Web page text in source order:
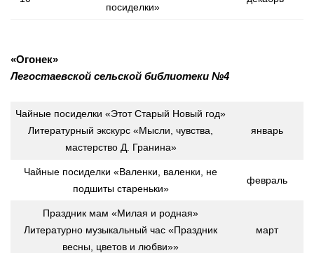
посиделки»
«Огонек»
Легостаевской сельской библиотеки №4
Чайные посиделки «Этот Старый Новый год»
Литературный экскурс «Мысли, чувства,
мастерство Д. Гранина»
январь
Чайные посиделки «Валенки, валенки, не
подшиты стареньки»
февраль
Праздник мам «Милая и родная»
Литературно музыкальный час «Праздник
весны, цветов и любви»»
март